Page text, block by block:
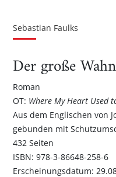
Bildgalerie
Sebastian Faulks
Der große Wahn
Roman
OT: Where My Heart Used
Aus dem Englischen von
gebunden mit
432 Seiten
ISBN: 978-3-86648-258-6
Erscheinungsdatum: